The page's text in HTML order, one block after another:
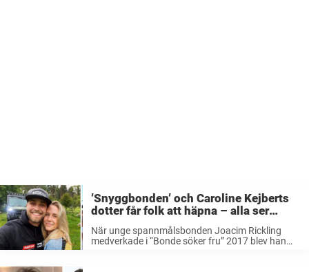
’Snyggbonden’ och Caroline Kejberts
dotter får folk att häpna – alla ser
samma sak: ”Makalöst”
När unge spannmålsbonden Joacim Rickling
medverkade i “Bonde söker fru” 2017 blev han